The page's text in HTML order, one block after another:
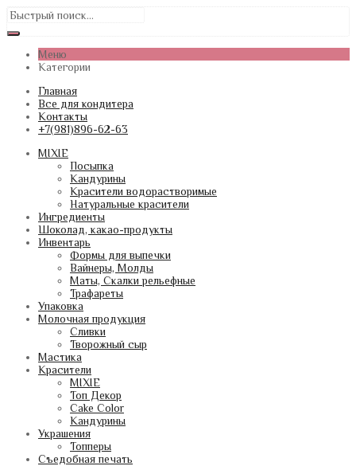
Меню
Категории
Главная
Все для кондитера
Контакты
+7(981)896-62-63
MIXIE
Посыпка
Кандурины
Красители водорастворимые
Натуральные красители
Ингредиенты
Шоколад, какао-продукты
Инвентарь
Формы для выпечки
Вайнеры, Молды
Маты, Скалки рельефные
Трафареты
Упаковка
Молочная продукция
Сливки
Творожный сыр
Мастика
Красители
MIXIE
Топ Декор
Cake Color
Кандурины
Украшения
Топперы
Съедобная печать